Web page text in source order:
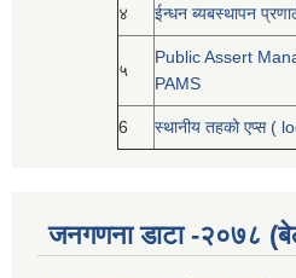
४ ईन्धन ब्यबस्थापन
५
Public Assert
PAMS
6 स्थानीय तहको एप्स (
जनगणना डाटा -२०७८